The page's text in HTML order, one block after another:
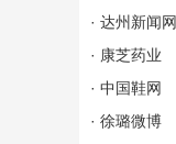
· 达州新闻网
· 康芝药业
· 中国鞋网
· 徐璐微博